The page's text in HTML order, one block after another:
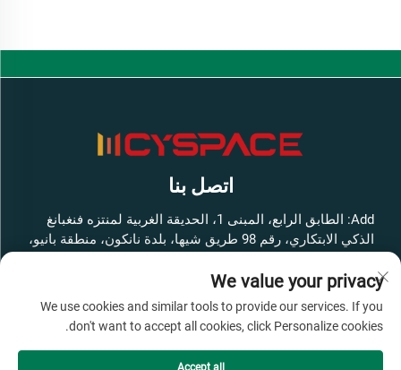
اتصل بنا
Add: الطابق الرابع، المبنى 1، الحديقة الغربية لمنتزه فنغبانغ
الذكي الابتكاري، رقم 98 طريق شيها، بلدة نانكون، منطقة بانيو،
هاتف:+86-13316062192
البريد الإلكتروني:[email protected]
We value your privacy
We use cookies and similar tools to provide our services. If you
don't want to accept all cookies, click Personalize cookies.
Accept all